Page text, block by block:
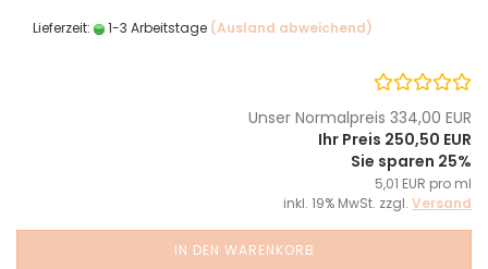
Lieferzeit: 1-3 Arbeitstage (Ausland abweichend)
Unser Normalpreis 334,00 EUR
Ihr Preis 250,50 EUR
Sie sparen 25%
5,01 EUR pro ml
inkl. 19% MwSt. zzgl. Versand
IN DEN WARENKORB